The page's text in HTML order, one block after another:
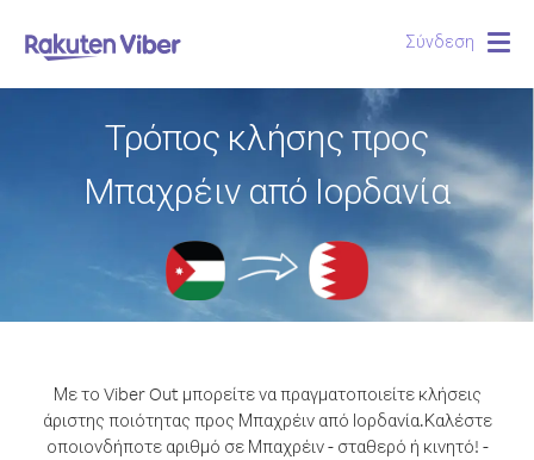
Σύνδεση
Τρόπος κλήσης προς
Μπαχρέιν από Ιορδανία
Με το Viber Out μπορείτε να πραγματοποιείτε κλήσεις
άριστης ποιότητας προς Μπαχρέιν από Ιορδανία.Καλέστε
οποιονδήποτε αριθμό σε Μπαχρέιν - σταθερό ή κινητό! -